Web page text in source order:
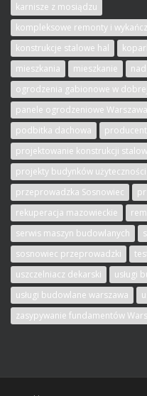
karnisze z mosiądzu
kompleksowe remonty i
konstrukcje stalowe hal
mieszkania
mieszkanie
ogrodzenia gabionowe w
panele ogrodzeniowe Warszawa
podbitka dachowa
projektowanie konstrukcji
projekty budynków
przeprowadzka Sosnowiec
rekuperacja mazowieckie
serwis maszyn budowlanych
sosnowiec przeprowadzki
uszczelniacz dekarski
usługi
usługi budowlane warszawa
zasypywanie fundamentów